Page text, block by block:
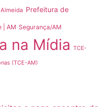
Prefeitura de
| AM Segurança/AM
na Mídia TCE-
(TCE-AM)